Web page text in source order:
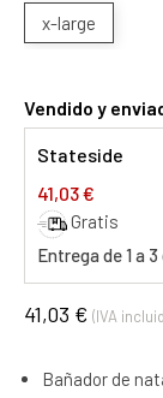
x-large
Vendido y
Stateside
41,03 €
Gratis
Entrega de 1 a 3
41,03 € (IVA
Bañador de